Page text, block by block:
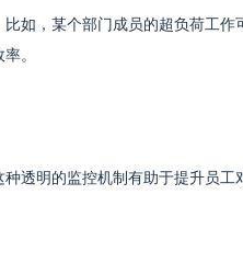
如，某个部门成员的超负荷工作
。
透明的监控机制有助于提升员工